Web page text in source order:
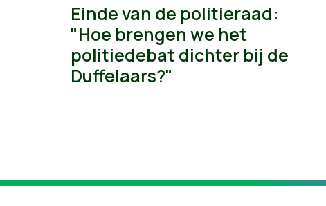
Einde van de politieraad:
"Hoe brengen we het
politiedebat dichter bij de
Duffelaars?"